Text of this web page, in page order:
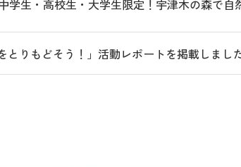
学生・高校生・大学生限定！宇津木の森で自
りもどそう！」活動レポートを掲載しました